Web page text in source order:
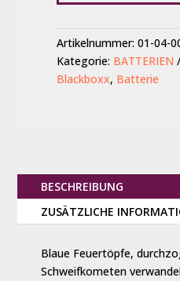
Artikelnummer:01-04-
Kategorie: BATTERIEN
Blackboxx, Batterie
BESCHREIBUNG
ZUSÄTZLICHE
Blaue Feuertöpfe,
Schweifkometen